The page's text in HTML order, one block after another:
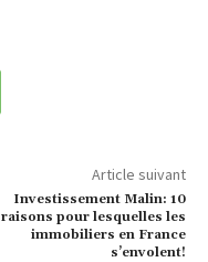
Article suivant
Investissement Malin: 10
raisons pour lesquelles les
immobiliers en France
s’envolent!